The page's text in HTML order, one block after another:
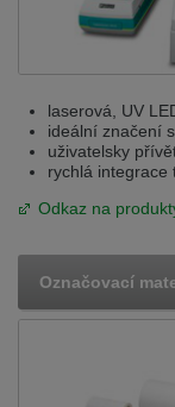
laserová, UV
ideální značení
uživatelsky
rychlá integrace
Odkaz na
Označovací